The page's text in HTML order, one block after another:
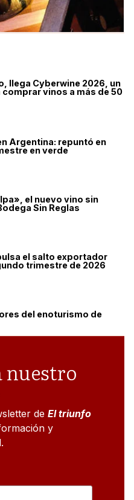
llega Cyberwine 2026, un
vinos a más de 50
Argentina: repuntó en
en verde
el nuevo vino sin
Sin Reglas
el salto exportador
trimestre de 2026
del enoturismo de
nuestro
deEl triunfo
y